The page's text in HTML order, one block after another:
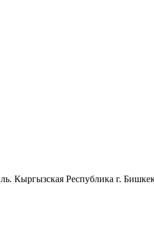
Республика г.